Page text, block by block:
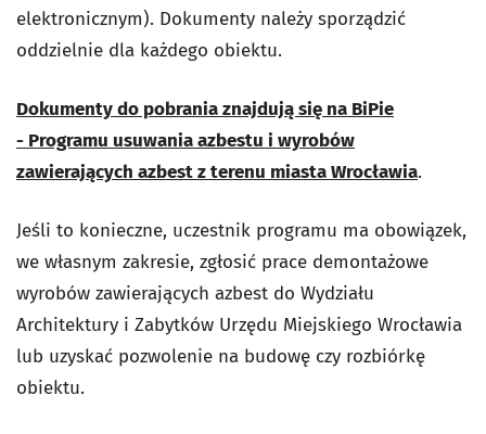
elektronicznym). Dokumenty należy sporządzić
oddzielnie dla każdego obiektu.
Dokumenty do pobrania znajdują się na BiPie
- Programu usuwania azbestu i wyrobów
zawierających azbest z terenu miasta Wrocławia.
Jeśli to konieczne, uczestnik programu ma obowiązek,
we własnym zakresie, zgłosić prace demontażowe
wyrobów zawierających azbest do Wydziału
Architektury i Zabytków Urzędu Miejskiego Wrocławia
lub uzyskać pozwolenie na budowę czy rozbiórkę
obiektu.